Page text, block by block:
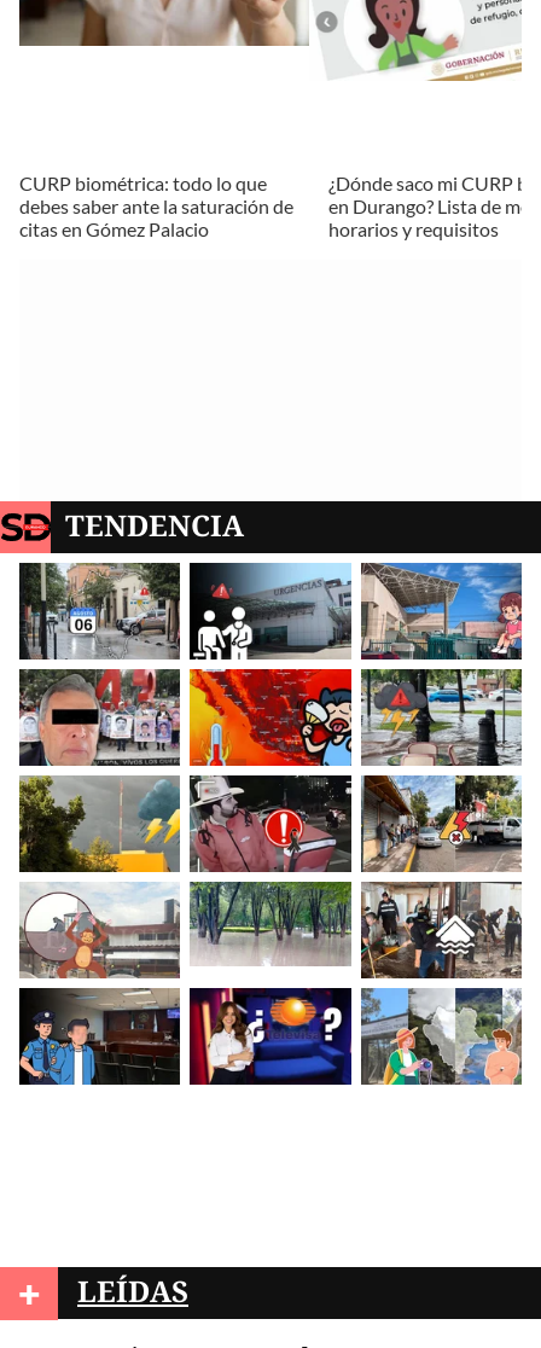
CURP biométrica: todo lo que
debes saber ante la saturación de
citas en Gómez Palacio
¿Dónde saco mi CURP
en Durango? Lista de
horarios y requisitos
TENDENCIA
+ LEÍDAS